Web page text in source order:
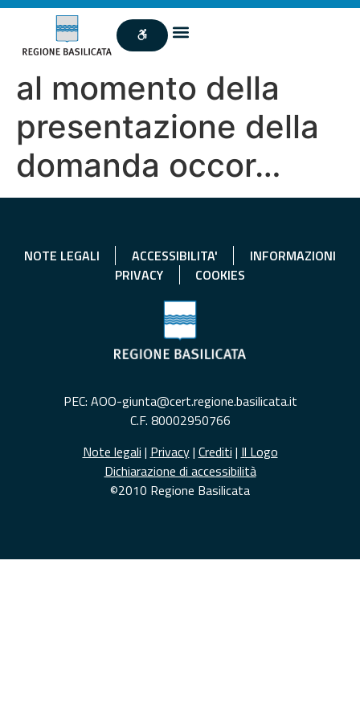
al momento della
presentazione della
domanda occor…
NOTE LEGALI ACCESSIBILITA'
INFORMAZIONI
PRIVACY
COOKIES
PEC: AOO-giunta@cert.regione.basilicata.it
C.F. 80002950766
Note legali | Privacy| Crediti | Il Logo
Dichiarazione di accessibilità
©2010 Regione Basilicata